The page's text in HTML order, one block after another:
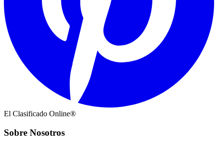
El Clasificado Online®
Sobre Nosotros